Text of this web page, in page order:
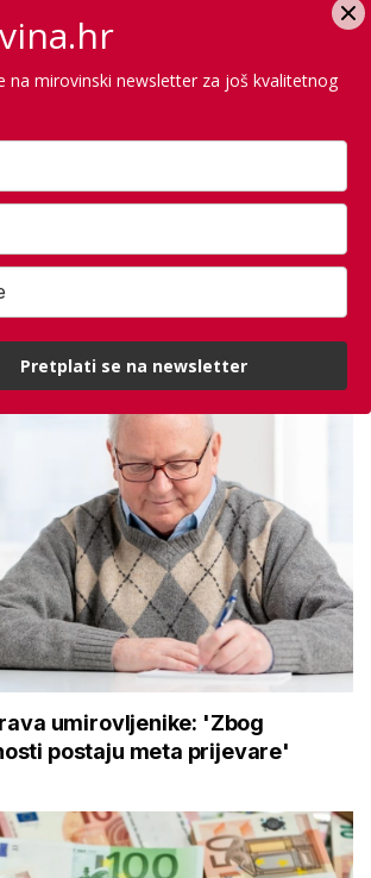
uzima opremu za 492.000
su i stolice za tuširanje
umirovljenike: 'Zbog
postaju meta prijevare'
na mirovinski newsletter za još kvalitetnog
Pretplati se na newsletter